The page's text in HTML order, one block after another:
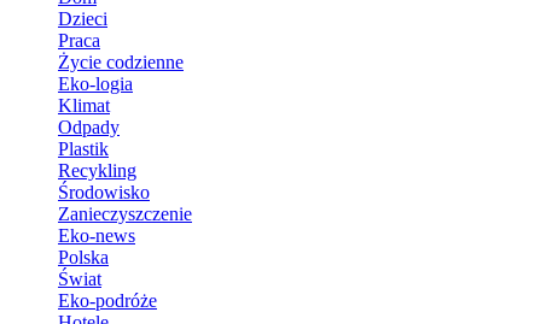
Dzieci
Praca
Życie codzienne
Eko-logia
Klimat
Odpady
Plastik
Recykling
Środowisko
Zanieczyszczenie
Eko-news
Polska
Świat
Eko-podróże